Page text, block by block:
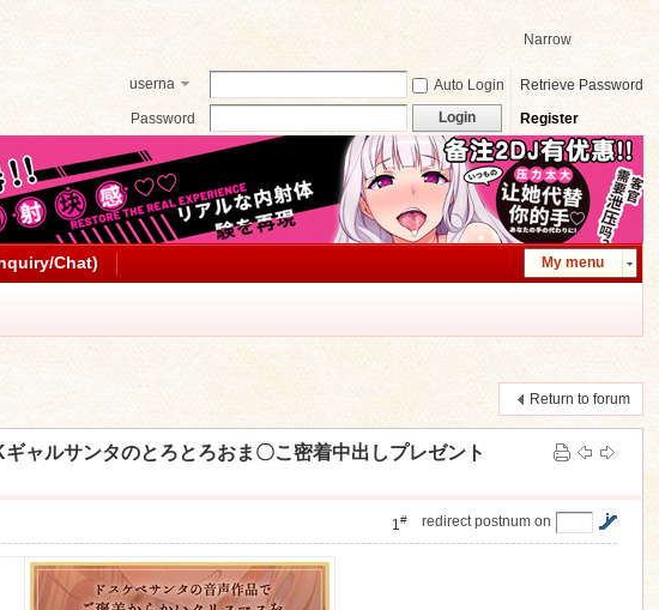
Narrow
userna
Auto Login
Retrieve Password
Password
Login Register
My menu
Chat)
Return to forum
ャルサンタのとろとろおま〇こ密着中出しプレゼント
redirect postnum on
1#